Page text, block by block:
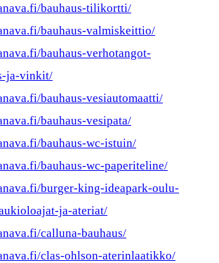
bauhaus-tilikortti/
bauhaus-valmiskeittio/
bauhaus-verhotangot-
ja-vinkit/
bauhaus-vesiautomaatti/
bauhaus-vesipata/
bauhaus-wc-istuin/
bauhaus-wc-paperiteline/
burger-king-ideapark-oulu-
ja-ateriat/
calluna-bauhaus/
clas-ohlson-aterinlaatikko/